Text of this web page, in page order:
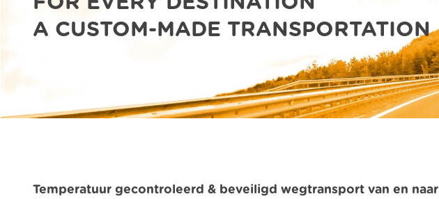
A CUSTOM-MADE TRANSPORTATION
Temperatuur gecontroleerd & beveiligd wegtransport van en naar